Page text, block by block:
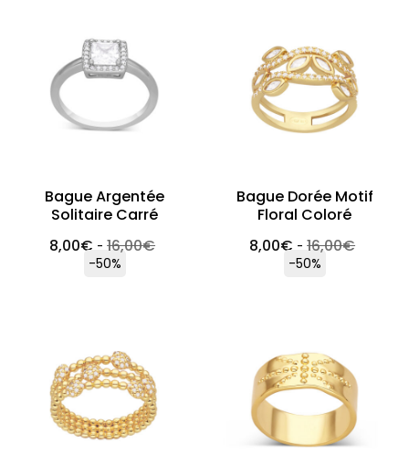
Bague Argentée
Solitaire Carré
8,00€ -16,00€
-50%
Bague Dorée Motif
Floral Coloré
8,00€ -16,00€
-50%